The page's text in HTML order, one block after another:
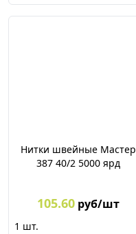
Нитки швейные Мастер
387 40/2 5000 ярд
105.60 руб/шт
1 шт.